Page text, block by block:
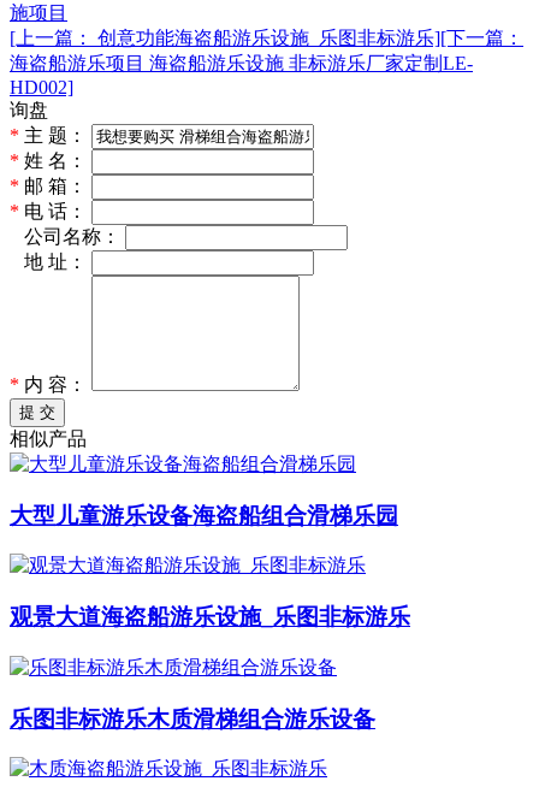
施项目
[上一篇： 创意功能海盗船游乐设施_乐图非标游乐][下一篇：
海盗船游乐项目 海盗船游乐设施 非标游乐厂家定制LE-
HD002]
询盘
* 主 题：
* 姓 名：
* 邮 箱：
* 电 话：
公司名称：
地 址：
* 内 容：
提 交
相似产品
大型儿童游乐设备海盗船组合滑梯乐园
观景大道海盗船游乐设施_乐图非标游乐
乐图非标游乐木质滑梯组合游乐设备